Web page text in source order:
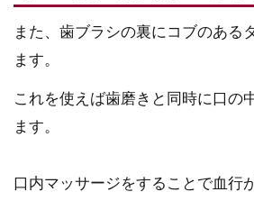
また、歯ブラシの裏にコブのある
ます。
これを使えば歯磨きと同時に口の
ます。
口内マッサージをすることで血行